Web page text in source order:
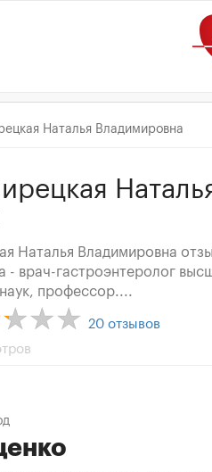
Наталья Владимировна
Наталья Владимировна
- врач-гастроэнтеролог
профессор....
20 отзывов